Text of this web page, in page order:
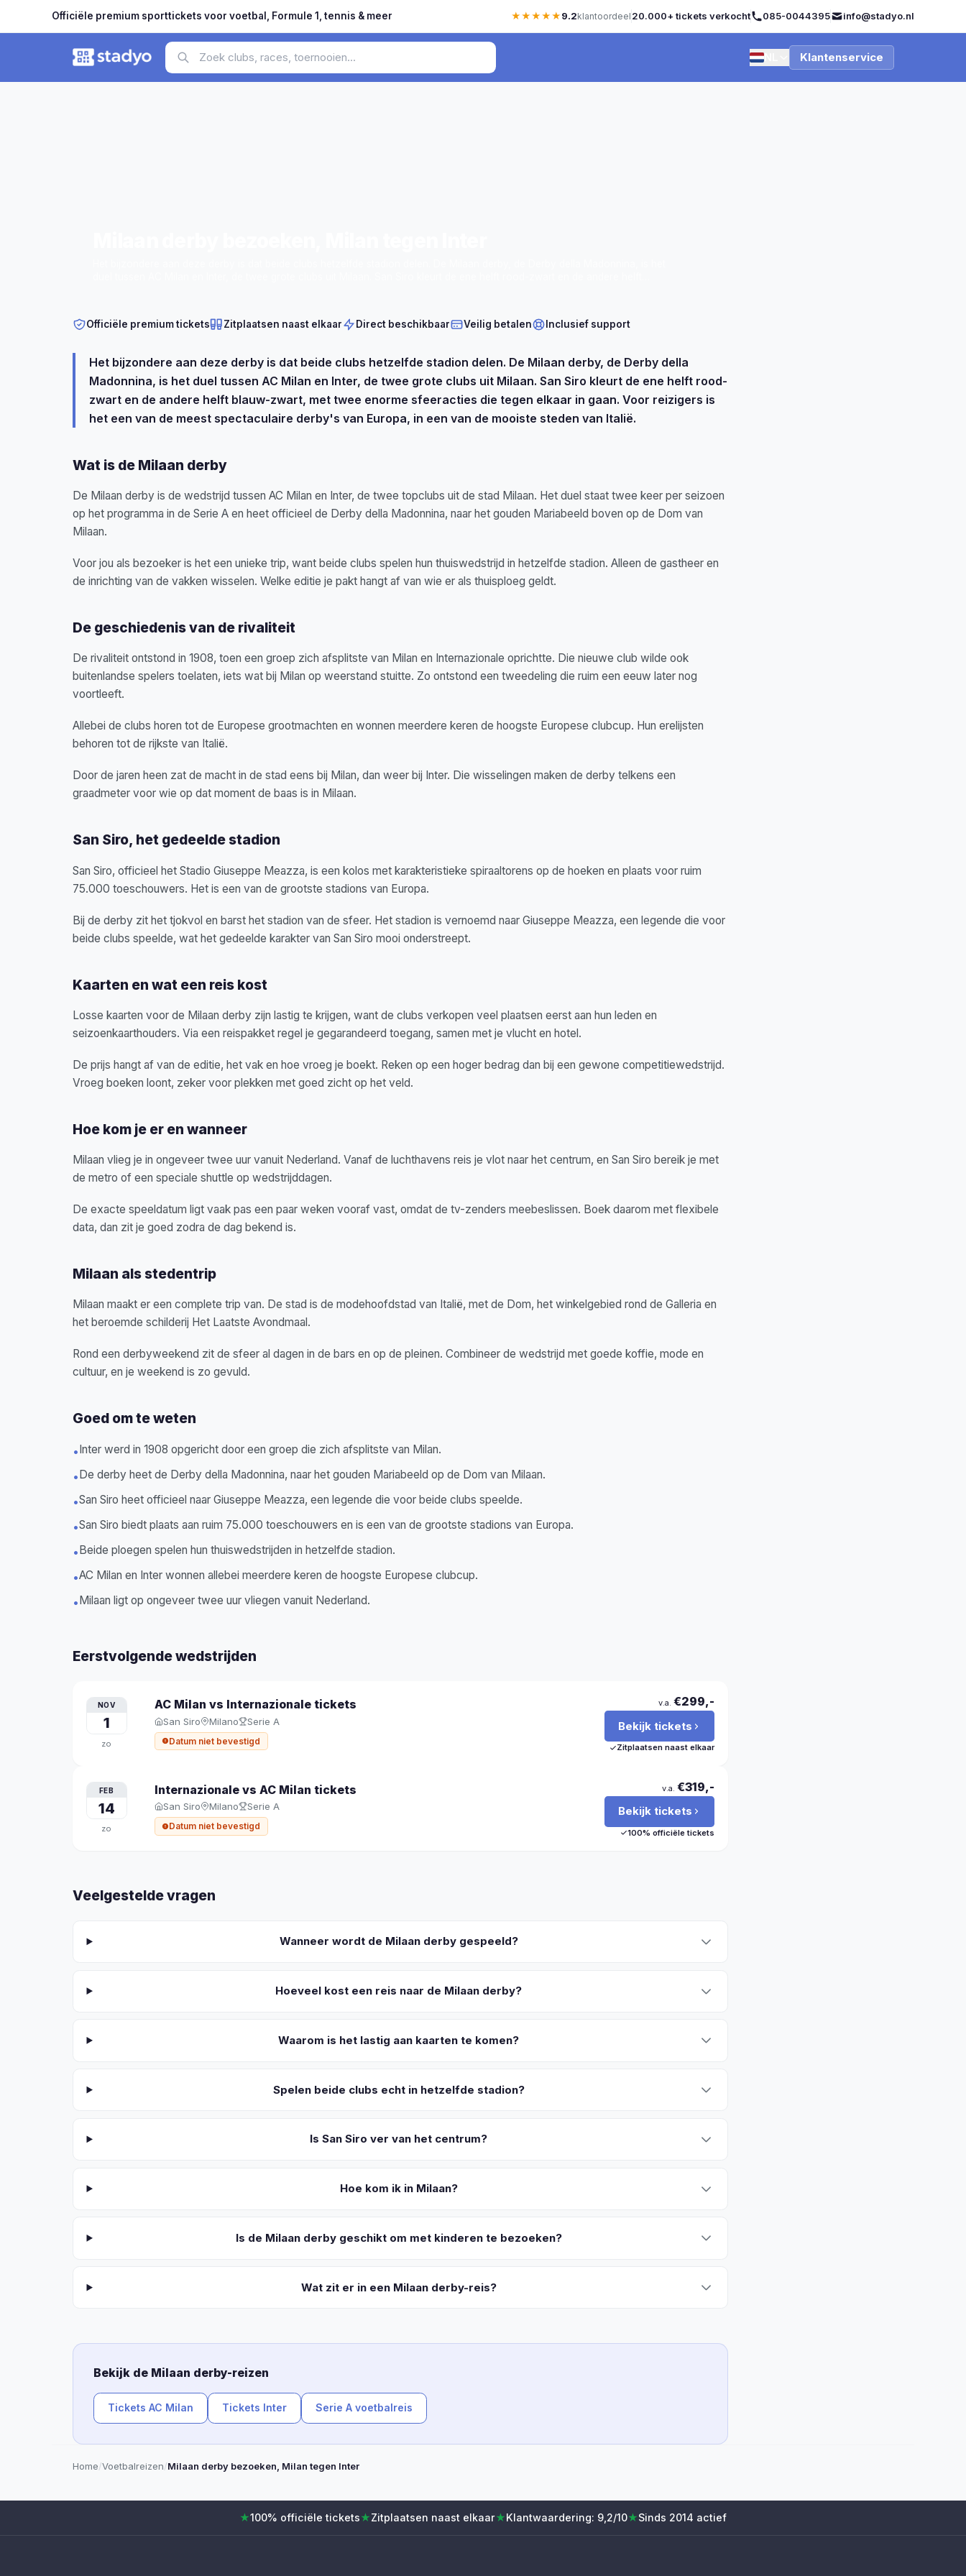
Officiële premium sporttickets voor voetbal, Formule 1, tennis & meer ★★★★★9.2klantoordeel 20.000+ tickets verkocht 085-0044395 info@stadyo.nl
Klantenservice
Officiële premium tickets
Zitplaatsen naast elkaar Direct beschikbaar Veilig betalen Inclusief support
Het bijzondere aan deze derby is dat beide clubs hetzelfde stadion delen. De Milaan derby, de Derby della
Madonnina, is het duel tussen AC Milan en Inter, de twee grote clubs uit Milaan. San Siro kleurt de ene helft rood-
zwart en de andere helft blauw-zwart, met twee enorme sfeeracties die tegen elkaar in gaan. Voor reizigers is
het een van de meest spectaculaire derby's van Europa, in een van de mooiste steden van Italië.
Wat is de Milaan derby
De Milaan derby is de wedstrijd tussen AC Milan en Inter, de twee topclubs uit de stad Milaan. Het duel staat twee keer per seizoen
op het programma in de Serie A en heet officieel de Derby della Madonnina, naar het gouden Mariabeeld boven op de Dom van
Milaan.
Voor jou als bezoeker is het een unieke trip, want beide clubs spelen hun thuiswedstrijd in hetzelfde stadion. Alleen de gastheer en
de inrichting van de vakken wisselen. Welke editie je pakt hangt af van wie er als thuisploeg geldt.
De geschiedenis van de rivaliteit
De rivaliteit ontstond in 1908, toen een groep zich afsplitste van Milan en Internazionale oprichtte. Die nieuwe club wilde ook
buitenlandse spelers toelaten, iets wat bij Milan op weerstand stuitte. Zo ontstond een tweedeling die ruim een eeuw later nog
voortleeft.
Allebei de clubs horen tot de Europese grootmachten en wonnen meerdere keren de hoogste Europese clubcup. Hun erelijsten
behoren tot de rijkste van Italië.
Door de jaren heen zat de macht in de stad eens bij Milan, dan weer bij Inter. Die wisselingen maken de derby telkens een
graadmeter voor wie op dat moment de baas is in Milaan.
San Siro, het gedeelde stadion
San Siro, officieel het Stadio Giuseppe Meazza, is een kolos met karakteristieke spiraaltorens op de hoeken en plaats voor ruim
75.000 toeschouwers. Het is een van de grootste stadions van Europa.
Bij de derby zit het tjokvol en barst het stadion van de sfeer. Het stadion is vernoemd naar Giuseppe Meazza, een legende die voor
beide clubs speelde, wat het gedeelde karakter van San Siro mooi onderstreept.
Kaarten en wat een reis kost
Losse kaarten voor de Milaan derby zijn lastig te krijgen, want de clubs verkopen veel plaatsen eerst aan hun leden en
seizoenkaarthouders. Via een reispakket regel je gegarandeerd toegang, samen met je vlucht en hotel.
De prijs hangt af van de editie, het vak en hoe vroeg je boekt. Reken op een hoger bedrag dan bij een gewone competitiewedstrijd.
Vroeg boeken loont, zeker voor plekken met goed zicht op het veld.
Hoe kom je er en wanneer
Milaan vlieg je in ongeveer twee uur vanuit Nederland. Vanaf de luchthavens reis je vlot naar het centrum, en San Siro bereik je met
de metro of een speciale shuttle op wedstrijddagen.
De exacte speeldatum ligt vaak pas een paar weken vooraf vast, omdat de tv-zenders meebeslissen. Boek daarom met flexibele
data, dan zit je goed zodra de dag bekend is.
Milaan als stedentrip
Milaan maakt er een complete trip van. De stad is de modehoofdstad van Italië, met de Dom, het winkelgebied rond de Galleria en
het beroemde schilderij Het Laatste Avondmaal.
Rond een derbyweekend zit de sfeer al dagen in de bars en op de pleinen. Combineer de wedstrijd met goede koffie, mode en
cultuur, en je weekend is zo gevuld.
Goed om te weten
•Inter werd in 1908 opgericht door een groep die zich afsplitste van Milan.
•De derby heet de Derby della Madonnina, naar het gouden Mariabeeld op de Dom van Milaan.
•San Siro heet officieel naar Giuseppe Meazza, een legende die voor beide clubs speelde.
•San Siro biedt plaats aan ruim 75.000 toeschouwers en is een van de grootste stadions van Europa.
•Beide ploegen spelen hun thuiswedstrijden in hetzelfde stadion.
•AC Milan en Inter wonnen allebei meerdere keren de hoogste Europese clubcup.
• Milaan ligt op ongeveer twee uur vliegen vanuit Nederland.
Eerstvolgende wedstrijden
NOV
1
zo
AC Milan vs Internazionaletickets
San Siro Milano Serie A
Datum niet bevestigd
v.a. €299,-
Bekijk tickets
Zitplaatsen naast elkaar
FEB
14
zo
Internazionale vs AC Milan tickets
San Siro Milano Serie A
Datum niet bevestigd
v.a. €319,-
Bekijk tickets
100% officiële tickets
Veelgestelde vragen
Wanneer wordt de Milaan derby gespeeld?
Hoeveel kost een reis naar de Milaan derby?
Waarom is het lastig aan kaarten te komen?
Spelen beide clubs echt in hetzelfde stadion?
Is San Siro ver van het centrum?
Hoe kom ik in Milaan?
Is de Milaan derby geschikt om met kinderen te bezoeken?
Wat zit er in een Milaan derby-reis?
Bekijk de Milaan derby-reizen
Tickets AC Milan Tickets Inter Serie A voetbalreis
Home/Voetbalreizen/Milaan derby bezoeken, Milan tegen Inter
★100% officiële tickets★Zitplaatsen naast elkaar★Klantwaardering: 9,2/10★Sinds 2014 actief